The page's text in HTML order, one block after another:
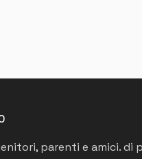
parenti e amici. di